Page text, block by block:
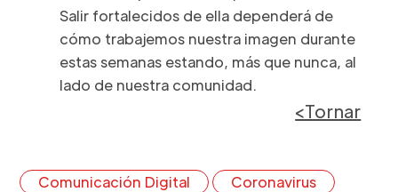
Salir fortalecidos de ella dependerá de
cómo trabajemos nuestra imagen durante
estas semanas estando, más que nunca, al
lado de nuestra comunidad.
<Tornar
Comunicación Digital
Coronavirus